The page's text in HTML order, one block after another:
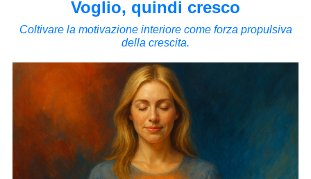
Voglio, quindi cresco
Coltivare la motivazione interiore come forza propulsiva
della crescita.